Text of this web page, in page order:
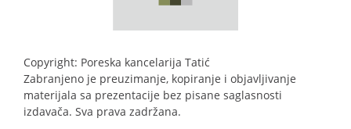
Copyright: Poreska kancelarija Tatić
Zabranjeno je preuzimanje, kopiranje i objavljivanje
materijala sa prezentacije bez pisane saglasnosti
izdavača. Sva prava zadržana.